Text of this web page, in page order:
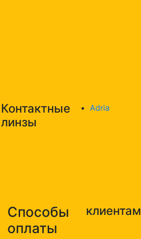
Контактные
линзы
Adria
Способы
оплаты
клиентам